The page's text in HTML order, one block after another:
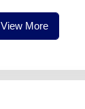
View More